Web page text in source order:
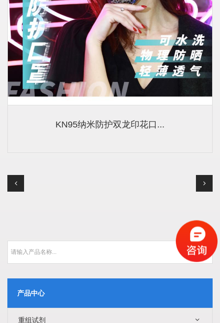
KN95纳米防护双龙印花口...
产品中心
重组试剂